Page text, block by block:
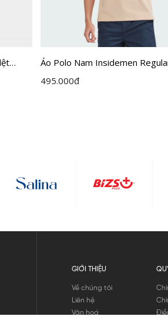
Fit
Áo Polo Nam Insidemen
IPS071S2
495.000đ
GIỚI THIỆU
Về chúng tôi
Liên hệ
Văn hoá